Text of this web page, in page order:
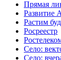
Прямая
Развитие
Растим
Росреестр
Село:
Село: